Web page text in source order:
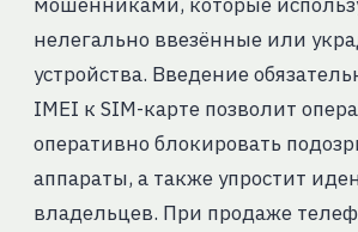
нелегально ввезённые или
устройства. Введение
IMEI к SIM-карте позволит
оперативно блокировать
аппараты, а также упростит
владельцев. При продаже